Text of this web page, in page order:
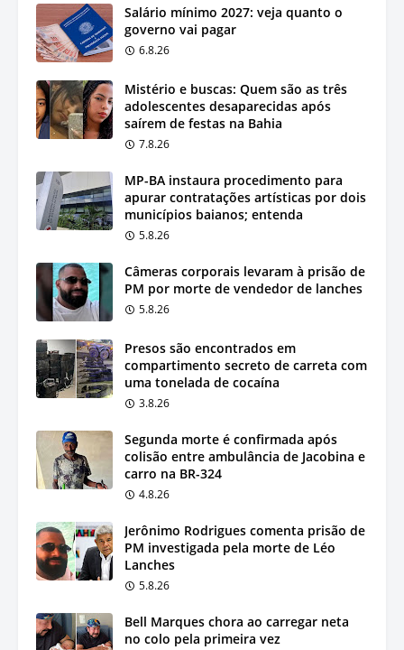
Salário mínimo 2027: veja quanto o
governo vai pagar
6.8.26
Mistério e buscas: Quem são as três
adolescentes desaparecidas após
saírem de festas na Bahia
7.8.26
MP-BA instaura procedimento para
apurar contratações artísticas por dois
municípios baianos; entenda
5.8.26
Câmeras corporais levaram à prisão de
PM por morte de vendedor de lanches
5.8.26
Presos são encontrados em
compartimento secreto de carreta com
uma tonelada de cocaína
3.8.26
Segunda morte é confirmada após
colisão entre ambulância de Jacobina e
carro na BR-324
4.8.26
Jerônimo Rodrigues comenta prisão de
PM investigada pela morte de Léo
Lanches
5.8.26
Bell Marques chora ao carregar neta
no colo pela primeira vez